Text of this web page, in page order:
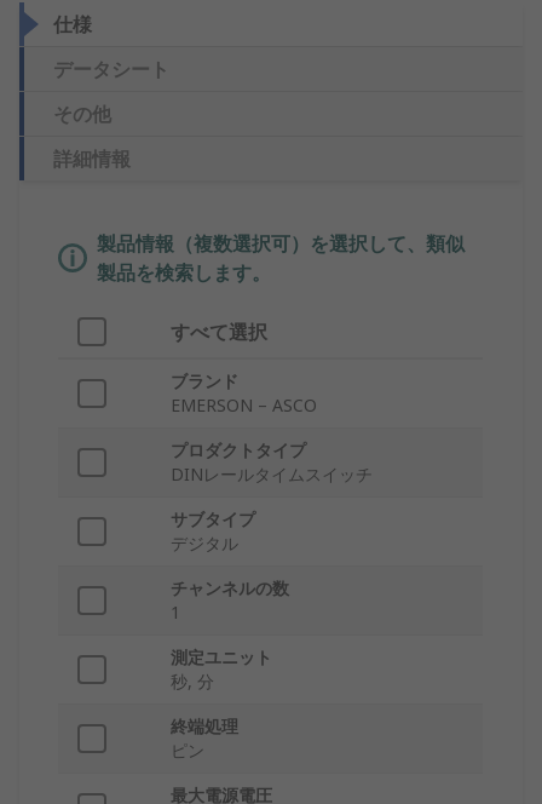
仕様
データシート
その他
詳細情報
製品情報（複数選択可）を選択して、類似
製品を検索します。
すべて選択
ブランド
EMERSON – ASCO
プロダクトタイプ
DINレールタイムスイッチ
サブタイプ
デジタル
チャンネルの数
1
測定ユニット
秒, 分
終端処理
ピン
最大電源電圧